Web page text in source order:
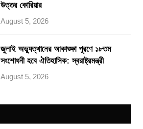
উত্তর কোরিয়ার
August 5, 2026
জুলাই অভ্যুত্থানের আকাঙ্ক্ষা পূরণে ১৮তম
সংশোধনী হবে ঐতিহাসিক: স্বরাষ্ট্রমন্ত্রী
August 5, 2026